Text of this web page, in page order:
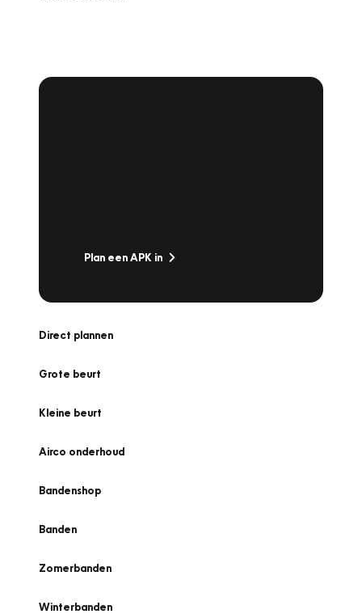
Plan een APK in
Direct plannen
Grote beurt
Kleine beurt
Airco onderhoud
Bandenshop
Banden
Zomerbanden
Winterbanden